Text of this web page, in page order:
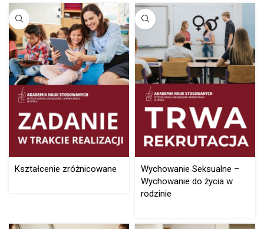
Kształcenie zróżnicowane
Wychowanie Seksualne –
Wychowanie do życia w
rodzinie